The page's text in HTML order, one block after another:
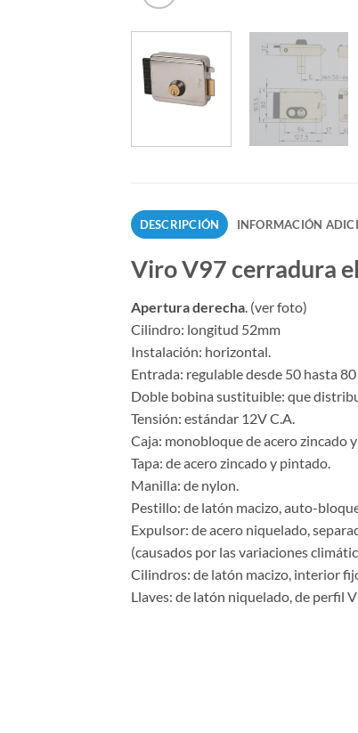
DESCRIPCIÓN INFORMACIÓN
Viro V97 cerradura
Apertura derecha. (ver foto)
Cilindro: longitud 52mm
Instalación: horizontal.
Entrada: regulable desde 50 hasta
Doble bobina sustituible: que
Tensión: estándar 12V C.A.
Caja: monobloque de acero zincado
Tapa: de acero zincado y pintado.
Manilla: de nylon.
Pestillo: de latón macizo, auto-
Expulsor: de acero niquelado,
(causados por las variaciones
Cilindros: de latón macizo, interior
Llaves: de latón niquelado, de perfil